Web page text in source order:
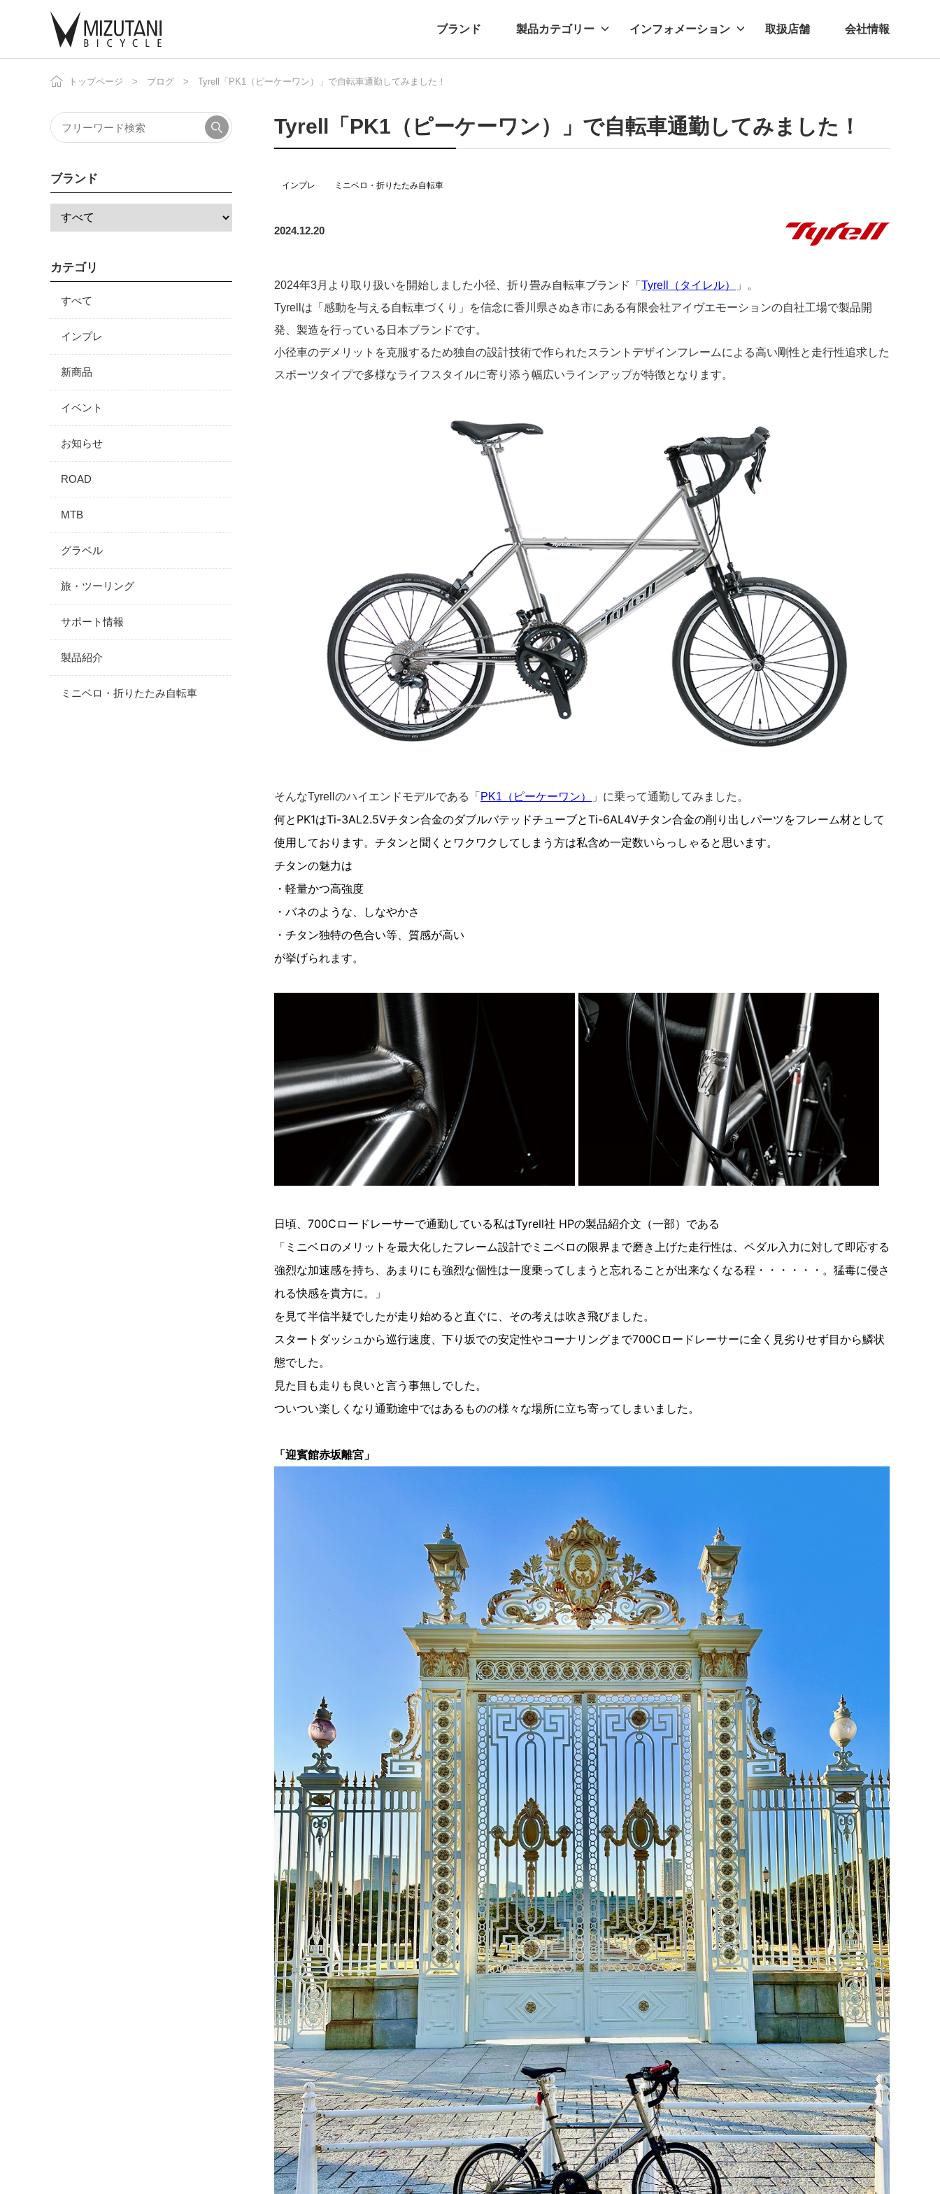
ブランド 製品カテゴリー
自転車 自転車パーツ
インフォメーション
ニュース プレスリリース
取扱店舗 会社情報
トップページ ブログ Tyrell「PK1（ピーケーワン）」で自転車通勤してみました！
Tyrell「PK1（ピーケーワン）」で自転車通勤してみました！
インプレ ミニベロ・折りたたみ自転車
2024.12.20
2024年3月より取り扱いを開始しました小径、折り畳み自転車ブランド「 Tyrell（タイレル）
」。
Tyrellは「感動を与える自転車づくり」を信念に香川県さぬき市にある有限会社アイヴエモーションの自社工場で製品開
発、製造を行っている日本ブランドです。
小径車のデメリットを克服するため独自の設計技術で作られたスラントデザインフレームによる高い剛性と走行性追求した
スポーツタイプで多様なライフスタイルに寄り添う幅広いラインアップが特徴となります。
そんなTyrellのハイエンドモデルである「 PK1（ピーケーワン） 」に乗って通勤してみました。
何とPK1はTi-3AL2.5Vチタン合金のダブルバテッドチューブとTi-6AL4Vチタン合金の削り出しパーツをフレーム材として
使用しております。 チタンと聞くとワクワクしてしまう方は私含め一定数いらっしゃると思います。
チタンの魅力は
・軽量かつ高強度
・バネのような、しなやかさ
・チタン独特の色合い等、質感が高い
が挙げられます。
日頃、700Cロードレーサーで通勤している私はTyrell社 HPの製品紹介文（一部）である
「ミニベロのメリットを最大化したフレーム設計でミニベロの限界まで磨き上げた走行性は、ペダル入力に対して即応する
強烈な加速感を持ち、あまりにも強烈な個性は一度乗ってしまうと忘れることが出来なくなる程・・・・・・。猛毒に侵さ
れる快感を貴方に。」
を見て半信半疑でしたが走り始めると直ぐに、その考えは吹き飛びました。
スタートダッシュから巡行速度、下り坂での安定性やコーナリングまで700Cロードレーサーに全く見劣りせず目から鱗状
態でした。
見た目も走りも良いと言う事無しでした。
ついつい楽しくなり通勤途中ではあるものの様々な場所に立ち寄ってしまいました。
「迎賓館赤坂離宮」
ブランド
カテゴリ
すべて
インプレ
新商品
イベント
お知らせ
ROAD
MTB
グラベル
旅・ツーリング
サポート情報
製品紹介
ミニベロ・折りたたみ自転車